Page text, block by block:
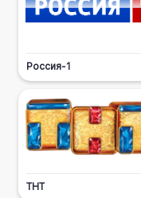
Россия-1
ТНТ